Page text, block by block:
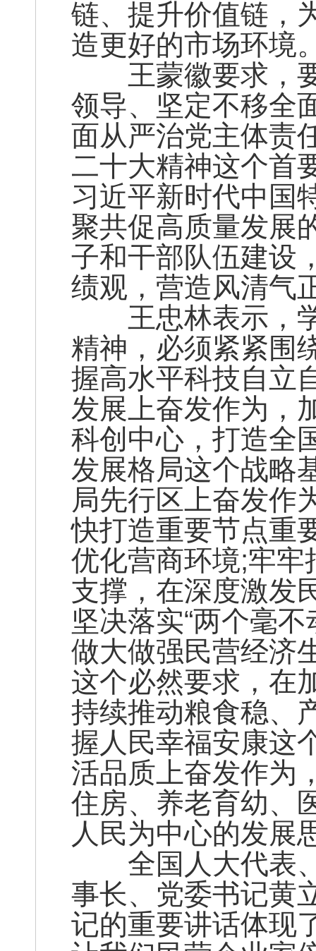
链、提升价值链，
造更好的市场环境
王蒙徽要求，要
领导、坚定不移全
面从严治党主体责
二十大精神这个首
习近平新时代中国
聚共促高质量发展
子和干部队伍建设
绩观，营造风清气
王忠林表示，学
精神，必须紧紧围
握高水平科技自立
发展上奋发作为，
科创中心，打造全
发展格局这个战略
局先行区上奋发作
快打造重要节点重
优化营商环境;牢
支撑，在深度激发
坚决落实“两个毫
做大做强民营经济
这个必然要求，在
持续推动粮食稳、
握人民幸福安康这
活品质上奋发作为
住房、养老育幼、
人民为中心的发展
全国人大代表、
事长、党委书记黄
记的重要讲话体现